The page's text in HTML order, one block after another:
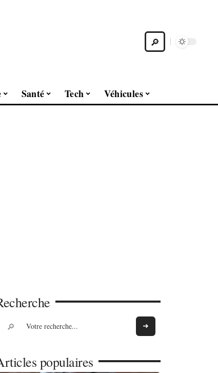
Santé Tech Véhicules
populaires